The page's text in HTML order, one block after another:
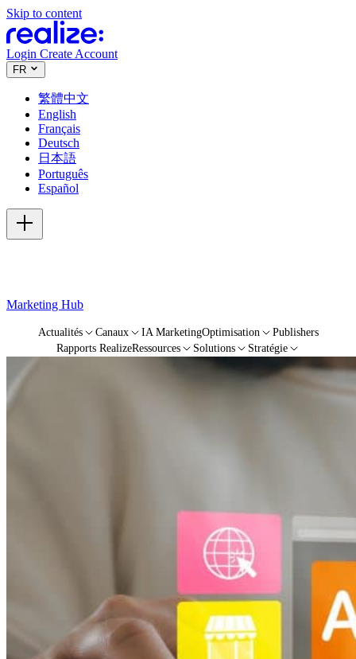
Skip to content
Login Create Account
FR
繁體中文
English
Français
Deutsch
日本語
Português
Español
Marketing Hub
Actualités Canaux IA MarketingOptimisation
Publishers
Rapports RealizeRessources Solutions Stratégie